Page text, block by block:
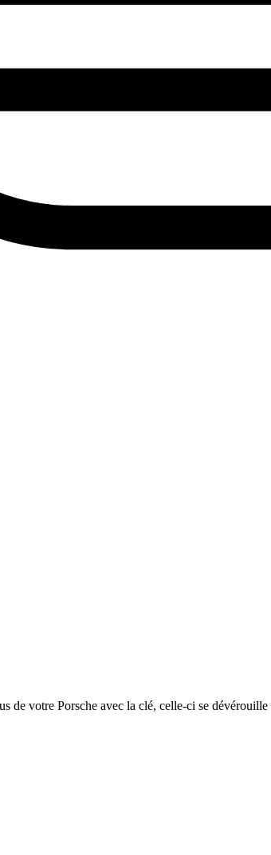
votre Porsche avec la clé, celle-ci se